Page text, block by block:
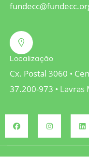
Localização
Cx. Postal 3060 •
37.200-973 • Lavras